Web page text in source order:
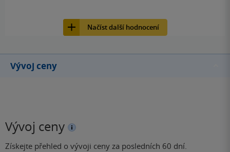
Načíst další hodnocení
Vývoj ceny
Vývoj ceny
Získejte přehled o vývoji ceny za posledních 60 dní.